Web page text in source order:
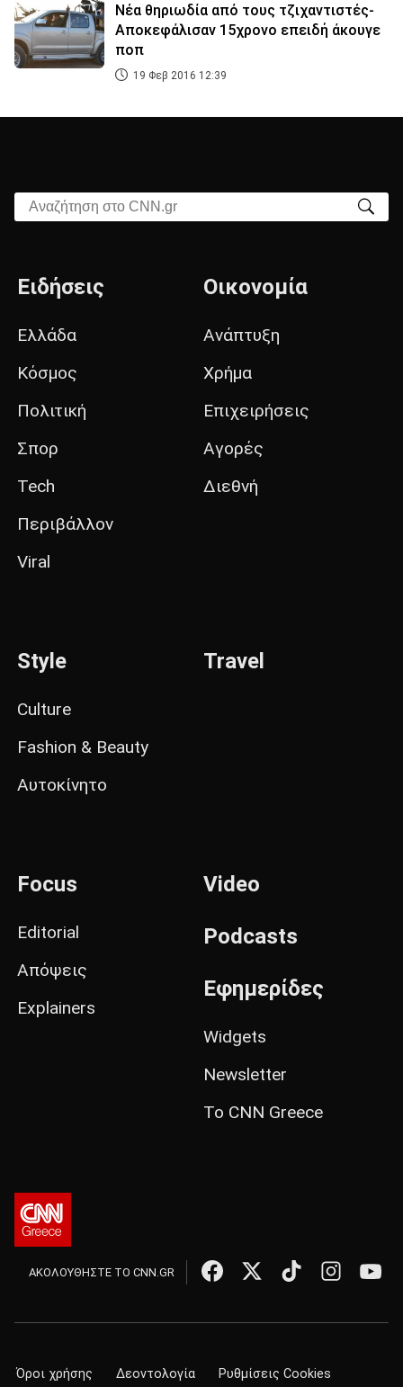
Νέα θηριωδία από τους τζιχαντιστές-
Αποκεφάλισαν 15χρονο επειδή άκουγε
ποπ
19 Φεβ 2016 12:39
Αναζήτηση στο CNN.gr
Ειδήσεις
Ελλάδα
Κόσμος
Πολιτική
Σπορ
Tech
Περιβάλλον
Viral
Οικονομία
Ανάπτυξη
Χρήμα
Επιχειρήσεις
Αγορές
Διεθνή
Style
Culture
Fashion & Beauty
Αυτοκίνητο
Travel
Focus
Editorial
Απόψεις
Explainers
Video
Podcasts
Εφημερίδες
Widgets
Newsletter
Το CNN Greece
ΑΚΟΛΟΥΘΗΣΤΕ ΤΟ CNN.GR
Όροι χρήσης Δεοντολογία Ρυθμίσεις Cookies